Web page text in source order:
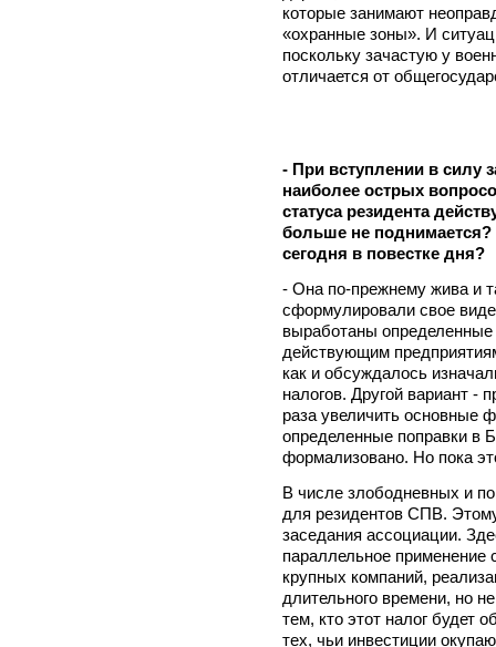
которые занимают
«охранные зоны». И
поскольку зачастую у
отличается от
- При вступлении в силу
наиболее острых
статуса резидента
больше не
сегодня в повестке дня?
- Она по-прежнему жива и
сформулировали свое
выработаны определенные
действующим
как и обсуждалось
налогов. Другой вариант -
раза увеличить
определенные поправки в
формализовано. Но пока
В числе злободневных и
для резидентов СПВ.
заседания ассоциации.
параллельное
крупных компаний,
длительного времени, но
тем, кто этот налог будет
тех, чьи инвестиции